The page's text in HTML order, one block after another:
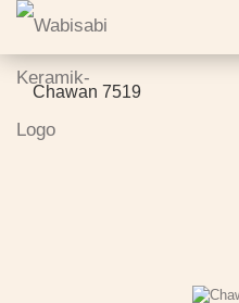
Chawan 7519